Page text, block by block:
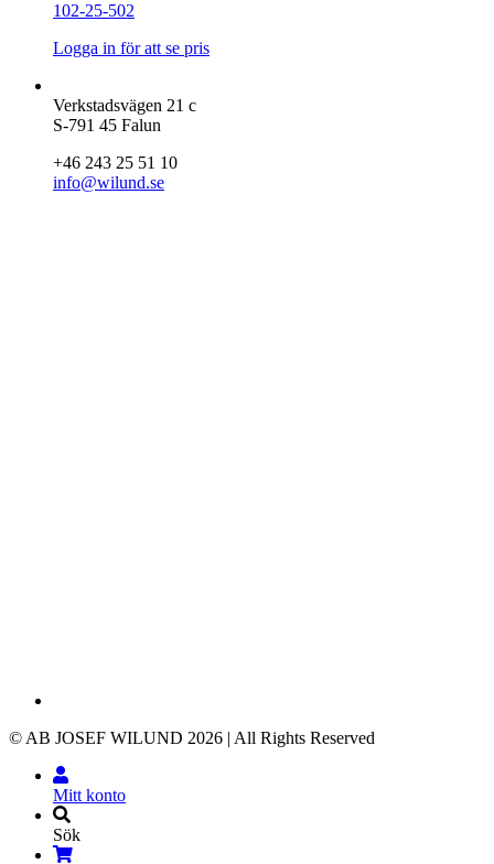
102-25-502
Logga in för att se pris
Verkstadsvägen 21 c
S-791 45 Falun
+46 243 25 51 10
info@wilund.se
© AB JOSEF WILUND 2026 | All Rights Reserved
Mitt konto
Sök